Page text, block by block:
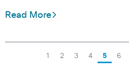
Read More
1 2 3 4 5 6